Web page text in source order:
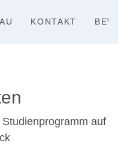
KONTAKT
auf